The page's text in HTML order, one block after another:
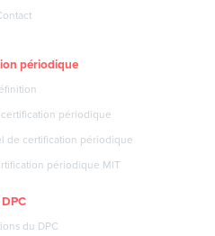
périodique
périodique
de certification périodique
périodique MIT
DPC
du DPC